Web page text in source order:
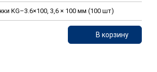
KG–3.6×100, 3,6 × 100 мм (100 шт)
В корзину